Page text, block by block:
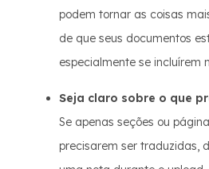
podem tornar as coisas
de que seus documentos
especialmente se incluírem
Seja claro sobre o que
Se apenas seções ou
precisarem ser traduzidas,